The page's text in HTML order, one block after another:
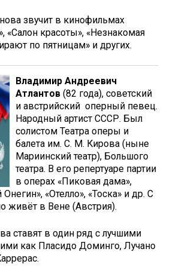
звучит в кинофильмах
«Салон красоты», «Незнакомая
по пятницам» и других.
Владимир Андреевич
Атлантов (82 года), советский
и австрийский оперный певец.
Народный артист СССР. Был
солистом Театра оперы и
балета им. С. М. Кирова (ныне
Мариинский театр), Большого
театра. В его репертуаре партии
в операх «Пиковая дама»,
«Отелло», «Тоска» и др. С
живёт в Вене (Австрия).
ставят в один ряд с лучшими
как Пласидо Доминго, Лучано